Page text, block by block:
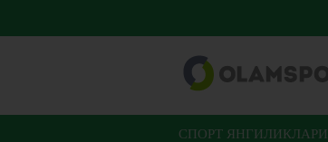
СПОРТ ЯНГИЛИКЛАРИ